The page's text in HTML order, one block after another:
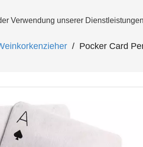
Verwendung unserer
/ Pocker Card